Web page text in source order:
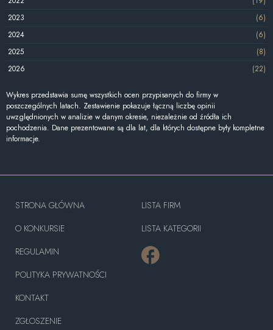
2023
(6)
2024
(6)
2025
(8)
2026
(22)
Wykres przedstawia sumę wszystkich ocen przypisanych do firmy w
poszczególnych latach. Zestawienie pokazuje łączną liczbę opinii
uwzględnionych w analizie w danym okresie, niezależnie od źródła ich
pochodzenia. Dane prezentowane są dla lat, dla których dostępne były kompletne
informacje.
STRONA GŁÓWNA
O KONKURSIE
REGULAMIN
POLITYKA PRYWATNOŚCI
KONTAKT
ZGŁOSZENIE
LISTA FIRM
LISTA KATEGORII